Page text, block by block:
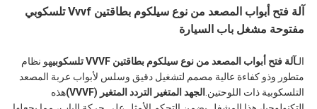
آلة فتح أبواب المصعد من نوع سيلكوم بطاقتين Vvvf تلسكوبي
مفتوحة مشغل باب السيارة
الـآلة فتح أبواب المصعد من نوع سيلكوم بطاقتين VVVF تلسكوبي
هو نظام
متطور وذو كفاءة عالية مصمم لتشغيل دقيق وسلس لأبواب عربة المصعد
التلسكوبية ذات اللوحتين. الجهد المتغير التردد المتغير (VVVF)
هذه